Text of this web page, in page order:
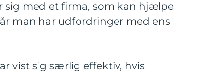
sig med et firma, som kan hjælpe
man har udfordringer med ens
vist sig særlig effektiv, hvis